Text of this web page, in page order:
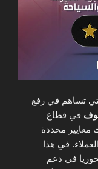
تساهم في رفع
في قطاع
معايير محددة
في هذا
في دعم